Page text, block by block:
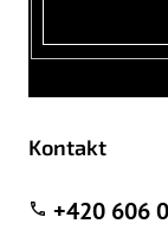
Kontakt
+420 606